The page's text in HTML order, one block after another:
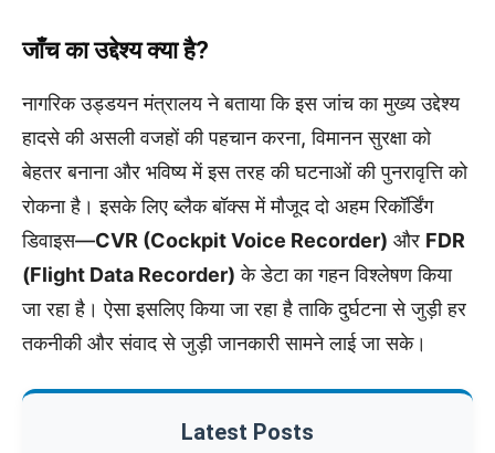
जाँच का उद्देश्य क्या है?
नागरिक उड्डयन मंत्रालय ने बताया कि इस जांच का मुख्य उद्देश्य
हादसे की असली वजहों की पहचान करना, विमानन सुरक्षा को
बेहतर बनाना और भविष्य में इस तरह की घटनाओं की पुनरावृत्ति को
रोकना है। इसके लिए ब्लैक बॉक्स में मौजूद दो अहम रिकॉर्डिंग
डिवाइस—CVR (Cockpit Voice Recorder) और FDR
(Flight Data Recorder) के डेटा का गहन विश्लेषण किया
जा रहा है। ऐसा इसलिए किया जा रहा है ताकि दुर्घटना से जुड़ी हर
तकनीकी और संवाद से जुड़ी जानकारी सामने लाई जा सके।
Latest Posts